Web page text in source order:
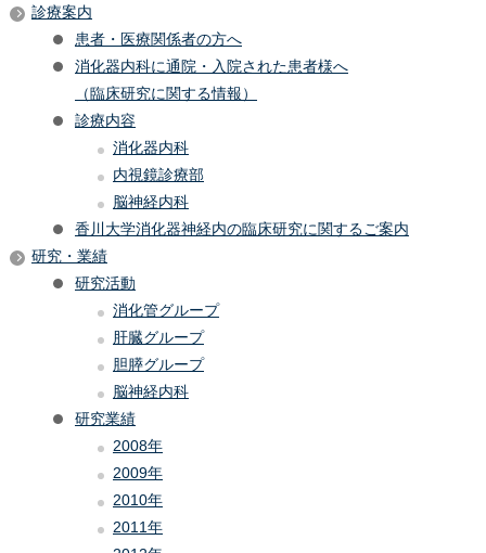
診療案内
患者・医療関係者の方へ
消化器内科に通院・入院された患者様へ
（臨床研究に関する情報）
診療内容
消化器内科
内視鏡診療部
脳神経内科
香川大学消化器神経内の臨床研究に関するご案内
研究・業績
研究活動
消化管グループ
肝臓グループ
胆膵グループ
脳神経内科
研究業績
2008年
2009年
2010年
2011年